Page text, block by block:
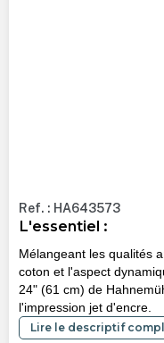
Ref. : HA643573
L'essentiel :
Mélangeant les qualités
coton et l'aspect
24" (61 cm) de
l'impression jet d'encre.
Lire le descriptif